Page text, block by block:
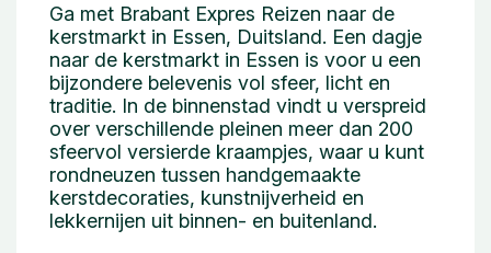
Ga met Brabant Expres Reizen naar de
kerstmarkt in Essen, Duitsland. Een dagje
naar de kerstmarkt in Essen is voor u een
bijzondere belevenis vol sfeer, licht en
traditie. In de binnenstad vindt u verspreid
over verschillende pleinen meer dan 200
sfeervol versierde kraampjes, waar u kunt
rondneuzen tussen handgemaakte
kerstdecoraties, kunstnijverheid en
lekkernijen uit binnen- en buitenland.